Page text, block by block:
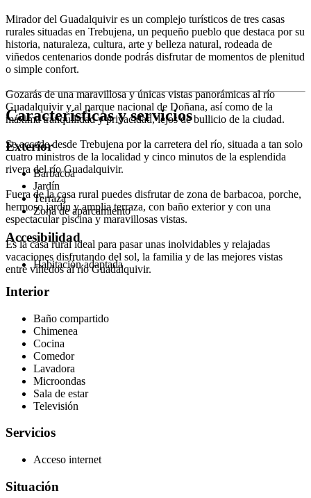
Mirador del Guadalquivir es un complejo turísticos de tres casas
rurales situadas en Trebujena, un pequeño pueblo que destaca por su
historia, naturaleza, cultura, arte y belleza natural, rodeada de
viñedos centenarios donde podrás disfrutar de momentos de plenitud
o simple confort.
Gozarás de una maravillosa y únicas vistas panorámicas al río
Guadalquivir y al parque nacional de Doñana, así como de la
máxima tranquilidad y privacidad, lejos de bullicio de la ciudad.
Se accede desde Trebujena por la carretera del río, situada a tan solo
cuatro ministros de la localidad y cinco minutos de la esplendida
rivera del río Guadalquivir.
Fuera de la casa rural puedes disfrutar de zona de barbacoa, porche,
hermoso jardín y amplia terraza, con baño exterior y con una
espectacular piscina y maravillosas vistas.
Es la casa rural ideal para pasar unas inolvidables y relajadas
vacaciones disfrutando del sol, la familia y de las mejores vistas
entre viñedos al río Guadalquivir.
Características y servicios
Exterior
Barbacoa
Jardín
Terraza
Zona de aparcamiento
Accesibilidad
Habitación adaptada
Interior
Baño compartido
Chimenea
Cocina
Comedor
Lavadora
Microondas
Sala de estar
Televisión
Servicios
Acceso internet
Situación